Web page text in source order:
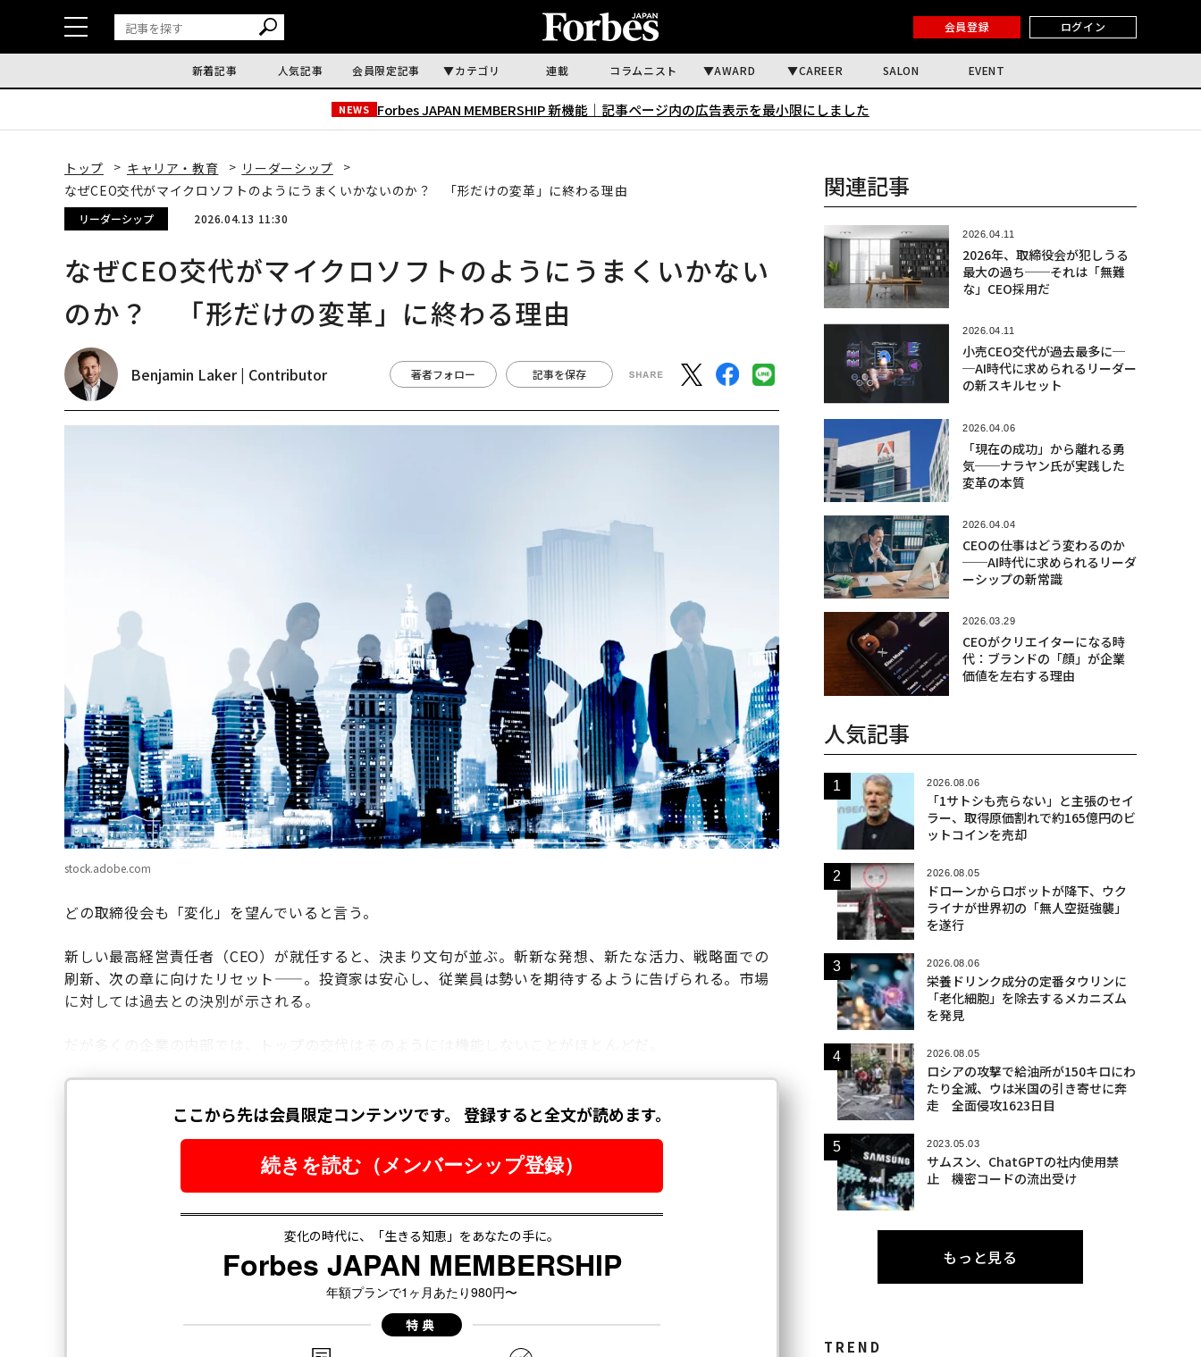
会員登録 ログイン
新着記事 人気記事 会員限定記事 カテゴリ 連載 コラムニスト AWARD CAREER SALON EVENT
NEWS Forbes JAPAN MEMBERSHIP 新機能｜ 記事ページ内の広告表示を最小限にしました
トップ キャリア・教育
リーダーシップ
なぜCEO交代がマイクロソフトのようにうまくいかないのか？ 「形だけの変革」に終わる理由
リーダーシップ 2026.04.13 11:30
なぜCEO交代がマイクロソフトのようにうまくいかない
のか？ 「形だけの変革」に終わる理由
Benjamin Laker | Contributor 著者フォロー 記事を保存
stock.adobe.com
どの取締役会も「変化」を望んでいると言う。
新しい最高経営責任者（CEO）が就任すると、決まり文句が並ぶ。斬新な発想、新たな活力、戦略面での
刷新、次の章に向けたリセット——。投資家は安心し、従業員は勢いを期待するように告げられる。市場
に対しては過去との決別が示される。
関連記事
2026.04.11
2026年、取締役会が犯しうる
最大の過ち──それは「無難
な」CEO採用だ
2026.04.11
小売CEO交代が過去最多に─
─AI時代に求められるリーダー
の新スキルセット
2026.04.06
「現在の成功」から離れる勇
気──ナラヤン氏が実践した
変革の本質
2026.04.04
CEOの仕事はどう変わるのか
──AI時代に求められるリーダ
ーシップの新常識
2026.03.29
CEOがクリエイターになる時
代：ブランドの「顔」が企業
価値を左右する理由
人気記事
2026.08.06
「1サトシも売らない」と主張のセイ
ラー、取得原価割れで約165億円のビ
ットコインを売却
2026.08.05
ドローンからロボットが降下、ウク
ライナが世界初の「無人空挺強襲」
を遂行
2026.08.06
栄養ドリンク成分の定番タウリンに
「老化細胞」を除去するメカニズム
を発見
2026.08.05
ロシアの攻撃で給油所が150キロにわ
たり全滅、ウは米国の引き寄せに奔
走 全面侵攻1623日目
2023.05.03
サムスン、ChatGPTの社内使用禁
止 機密コードの流出受け
もっと見る
TREND